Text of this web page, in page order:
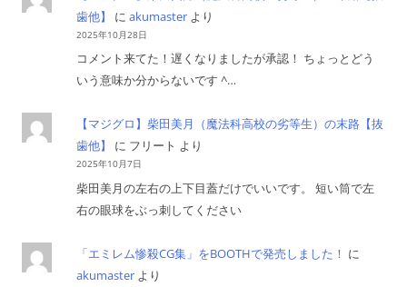
歯他】
に akumaster より
2025年10月28日
コメント来てた！遅くなりましたが承認！ ちょっとどう
いう意味か分からないです ^…
【マジグロ】柴田美月（魔法科高校の劣等生）の末路【抜
歯他】
に フリート より
2025年10月7日
柴田美月の左右の上下目蓋だけでいいです。 短い筒で左
右の眼球をぶっ刺してください
「エミレム惨殺CG集」をBOOTHで発売しました！ に
akumaster より